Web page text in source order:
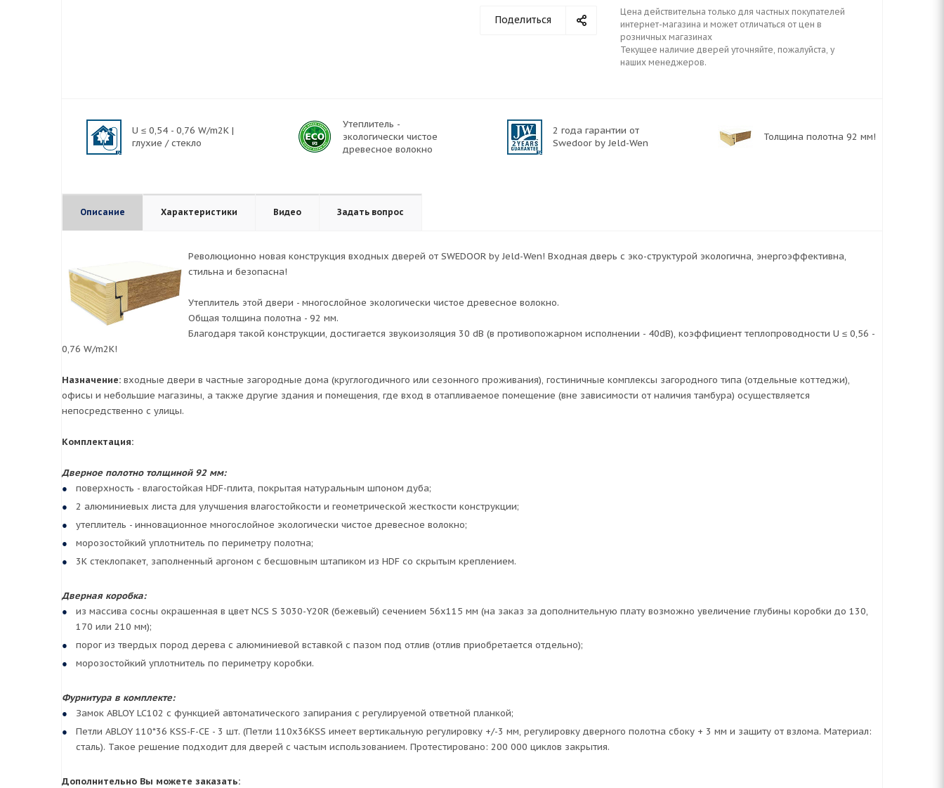
Поделиться
Цена действительна только для частных покупателей
интернет-магазина и может отличаться от цен в
розничных магазинах
Текущее наличие дверей уточняйте, пожалуйста, у
наших менеджеров.
U ≤ 0,54 - 0,76 W/m2K |
глухие / стекло
Утеплитель -
экологически чистое
древесное волокно
2 года гарантии от
Swedoor by Jeld-Wen
Толщина полотна 92 мм!
Описание Характеристики Видео Задать вопрос
Революционно новая конструкция входных дверей от SWEDOOR by Jeld-Wen! Входная дверь с эко-структурой экологична, энергоэффективна,
стильна и безопасна!
Утеплитель этой двери - многослойное экологически чистое древесное волокно.
Общая толщина полотна - 92 мм.
Благодаря такой конструкции, достигается звукоизоляция 30 dB (в противопожарном исполнении - 40dB), коэффициент теплопроводности U ≤ 0,56 -
0,76 W/m2K!
Назначение: входные двери в частные загородные дома (круглогодичного или сезонного проживания), гостиничные комплексы загородного типа (отдельные коттеджи),
офисы и небольшие магазины, а также другие здания и помещения, где вход в отапливаемое помещение (вне зависимости от наличия тамбура) осуществляется
непосредственно с улицы.
Комплектация:
Дверное полотно толщиной 92 мм:
поверхность - влагостойкая HDF-плита, покрытая натуральным шпоном дуба;
2 алюминиевых листа для улучшения влагостойкости и геометрической жесткости конструкции;
утеплитель - инновационное многослойное экологически чистое древесное волокно;
морозостойкий уплотнитель по периметру полотна;
3К стеклопакет, заполненный аргоном с бесшовным штапиком из HDF со скрытым креплением.
Дверная коробка:
из массива сосны окрашенная в цвет NCS S 3030-Y20R (бежевый) сечением 56х115 мм (на заказ за дополнительную плату возможно увеличение глубины коробки до 130,
170 или 210 мм);
порог из твердых пород дерева с алюминиевой вставкой с пазом под отлив (отлив приобретается отдельно);
морозостойкий уплотнитель по периметру коробки.
Фурнитура в комплекте:
Замок ABLOY LC102 с функцией автоматического запирания с регулируемой ответной планкой;
Петли ABLOY 110*36 KSS-F-CE - 3 шт. (Петли 110x36KSS имеет вертикальную регулировку +/-3 мм, регулировку дверного полотна сбоку + 3 мм и защиту от взлома. Материал:
сталь). Такое решение подходит для дверей с частым использованием. Протестировано: 200 000 циклов закрытия.
Дополнительно Вы можете заказать: